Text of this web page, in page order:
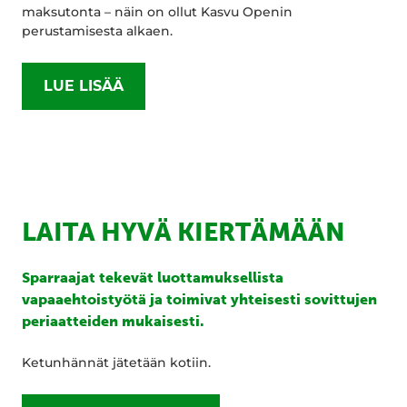
maksutonta – näin on ollut Kasvu Openin
perustamisesta alkaen.
LUE LISÄÄ
LAITA HYVÄ KIERTÄMÄÄN
Sparraajat tekevät luottamuksellista
vapaaehtoistyötä ja toimivat yhteisesti sovittujen
periaatteiden mukaisesti.
Ketunhännät jätetään kotiin.